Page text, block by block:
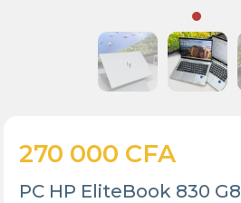
270 000 CFA
PC HP EliteBook 830 G8